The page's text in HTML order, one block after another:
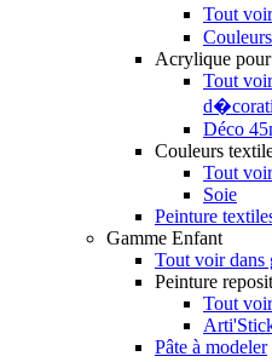
Tout
Acrylique
Tout
Déco
Couleurs
Tout
Soie
Peinture
Gamme Enfant
Tout voir dans
Peinture
Tout
Pâte à modeler